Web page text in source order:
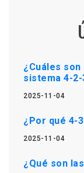
¿Cuáles
sistema 4-
2025-11-04
¿Por qué 4-
2025-11-04
¿Qué son